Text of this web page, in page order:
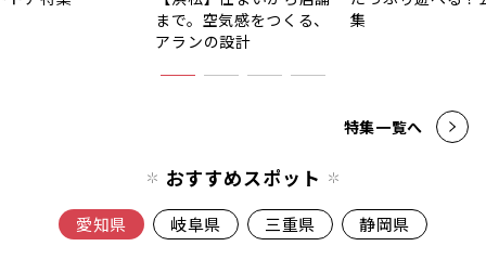
まで。空気感をつくる、
アランの設計
集
特集一覧へ
おすすめスポット
愛知県 岐阜県 三重県 静岡県